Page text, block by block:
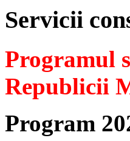
Servicii
Programul
Republicii
Program